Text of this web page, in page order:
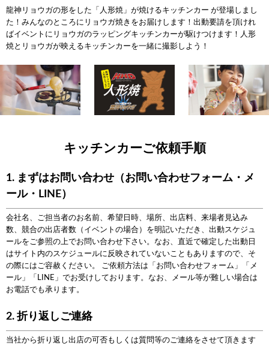
龍神リョウガの形をした「人形焼」が焼けるキッチンカー が登場しまし
た！みんなのところにリョウガ焼きをお届けします！出動要請を頂けれ
ばイベントにリョウガのラッピングキッチンカーが駆けつけます！人形
焼とリョウガが映えるキッチンカーを一緒に撮影しよう！
キッチンカーご依頼手順
1. まずはお問い合わせ（お問い合わせフォーム・メ
ール・LINE）
会社名、ご担当者のお名前、希望日時、場所、出店料、来場者見込み
数、競合の出店者数（イベントの場合）を明記いただき、出動スケジュ
ールをご参照の上でお問い合わせ下さい。なお、直近で確定した出動日
はサイト内のスケジュールに反映されていないこともありますので、そ
の際にはご容赦ください。 ご依頼方法は「お問い合わせフォーム」「メ
ール」「LINE」でお受けしております。なお、メール等が難しい場合は
お電話でも承ります。
2. 折り返しご連絡
当社から折り返し出店の可否もしくは質問等のご連絡をさせて頂きます